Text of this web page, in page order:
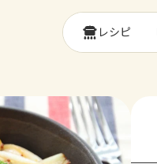
レシピ